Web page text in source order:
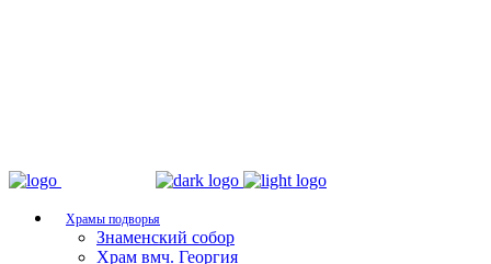
Храмы подворья
Знаменский собор
Храм вмч. Георгия